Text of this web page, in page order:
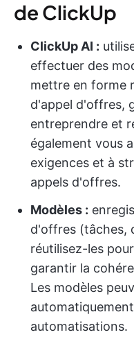
de ClickUp
ClickUp AI :
effectuer des
mettre en forme
d'appel d'offres,
entreprendre et
également vous
exigences et à
appels d'offres.
Modèles :
d'offres (tâches,
réutilisez-les
garantir la
Les modèles
automatisations.